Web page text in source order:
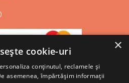
×
cookie-uri
conținutul, reclamele și
asemenea, împărtășim informații